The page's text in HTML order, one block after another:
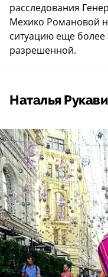
расследования
Мехико Романовой
ситуацию еще более
разрешенной.
Наталья